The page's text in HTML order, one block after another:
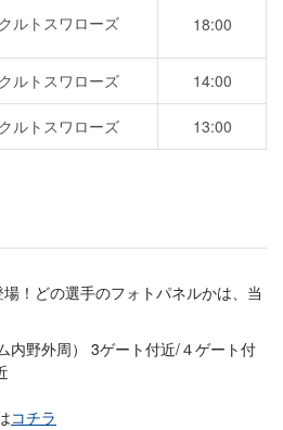
ルトスワローズ 18:00
ルトスワローズ 14:00
ルトスワローズ 13:00
！どの選手のフォトパネルかは、当
内野外周） 3ゲート付近/４ゲート付
コチラ